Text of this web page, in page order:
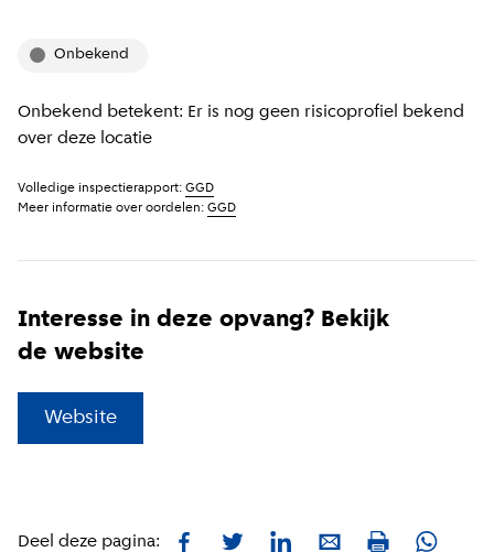
onbekend
Onbekend betekent: Er is nog geen risicoprofiel bekend
over deze locatie
Volledige inspectierapport: GGD
Meer informatie over oordelen: GGD
Interesse in deze opvang? Bekijk
de website
Website
Deel deze pagina: FacebookTwitterLinkedInE-mailPrint